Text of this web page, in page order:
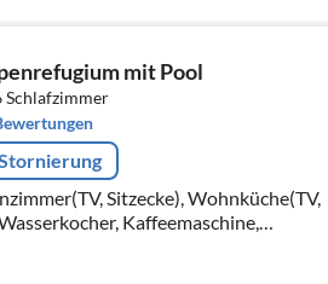
mit Pool
Schlafzimmer
Sitzecke), Wohnküche(TV,
Kaffeemaschine,
Backofen, Mikrowelle, Spülmaschine,